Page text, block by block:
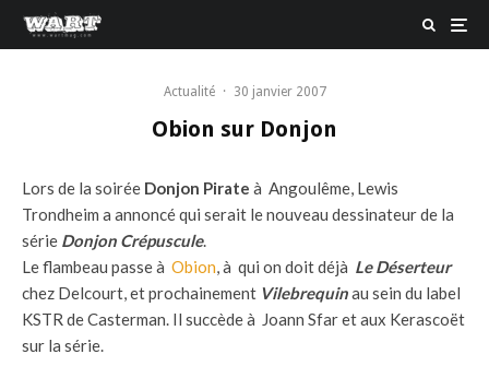
Actualité · 30 janvier 2007
Obion sur Donjon
Lors de la soirée Donjon Pirate à Angoulême, Lewis
Trondheim a annoncé qui serait le nouveau dessinateur de la
série Donjon Crépuscule.
Le flambeau passe à Obion, à qui on doit déjà Le Déserteur
chez Delcourt, et prochainement Vilebrequinau sein du label
KSTR de Casterman. Il succède à Joann Sfar et aux Kerascoët
sur la série.